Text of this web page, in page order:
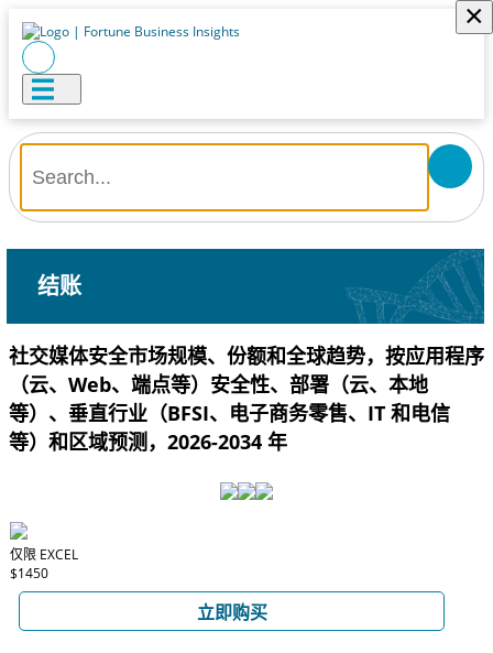
×
结账
社交媒体安全市场规模、份额和全球趋势，按应用程序
（云、Web、端点等）安全性、部署（云、本地
等）、垂直行业（BFSI、电子商务零售、IT 和电信
等）和区域预测，2026-2034 年
仅限 EXCEL
$1450
立即购买